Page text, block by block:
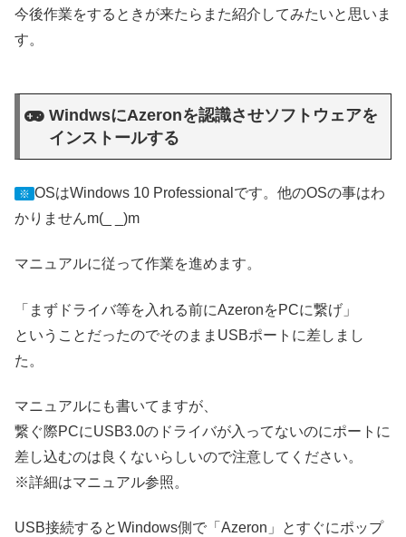
今後作業をするときが来たらまた紹介してみたいと思いま
す。
WindwsにAzeronを認識させソフトウェアを
インストールする
※ OSはWindows 10 Professionalです。他のOSの事はわ
かりませんm(_ _)m
マニュアルに従って作業を進めます。
「まずドライバ等を入れる前にAzeronをPCに繋げ」
ということだったのでそのままUSBポートに差しまし
た。
マニュアルにも書いてますが、
繋ぐ際PCにUSB3.0のドライバが入ってないのにポートに
差し込むのは良くないらしいので注意してください。
※詳細はマニュアル参照。
USB接続するとWindows側で「Azeron」とすぐにポップ